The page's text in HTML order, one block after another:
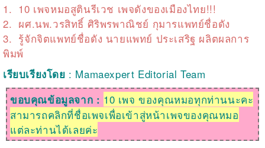
1. 10 เพจหมอสูตินรีเวช เพจดังของเมืองไทย!!!
2. ผศ.นพ.วรสิทธิ์ ศิริพรพาณิชย์ กุมารแพทย์ชื่อดัง
3. รู้จักจิตแพทย์ชื่อดัง นายแพทย์ ประเสริฐ ผลิตผลการ
พิมพ์
เรียบเรียงโดย : Mamaexpert Editorial Team
ขอบคุณข้อมูลจาก : 10 เพจ ของคุณหมอทุกท่านนะคะ
สามารถคลิกที่ชื่อเพจเพื่อเข้าสู่หน้าเพจของคุณหมอ
แต่ละท่านได้เลยค่ะ